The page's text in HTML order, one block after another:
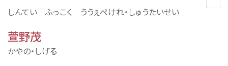
しんてい ふっこく ううぇぺけれ・しゅうたいせい
萱野茂
かやの・しげる